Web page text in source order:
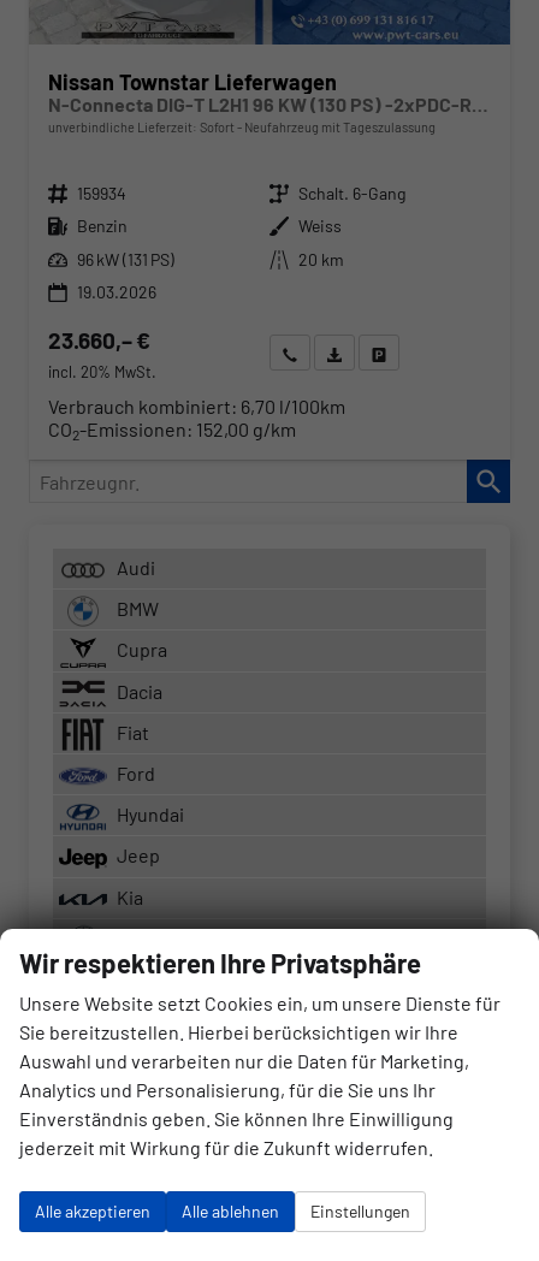
Nissan Townstar Lieferwagen
N-Connecta DIG-T L2H1 96 KW (130 PS) -2xPDC-Rückfahrkamera-Klima-Hecktüren-Sofort
unverbindliche Lieferzeit: Sofort Neufahrzeug mit Tageszulassung
Fahrzeugnr. 159934 Getriebe Schalt. 6-Gang
Kraftstoff Benzin Außenfarbe Weiss
Leistung 96 kW (131 PS) Kilometerstand
20 km
19.03.2026
23.660,– €
incl. 20% MwSt.
Wir rufen Sie anAngebot drucken (PDF)
Verbrauch kombiniert: 6,70 l/100km
CO2-Emissionen: 152,00 g/km
Fahrzeugnr.
Audi
BMW
Cupra
Dacia
Fiat
Ford
Hyundai
Jeep
Kia
Nissan
Opel
Peugeot
Seat
Toyota
Wir respektieren Ihre Privatsphäre
Unsere Website setzt Cookies ein, um unsere Dienste für
Sie bereitzustellen. Hierbei berücksichtigen wir Ihre
Auswahl und verarbeiten nur die Daten für Marketing,
Analytics und Personalisierung, für die Sie uns Ihr
Einverständnis geben. Sie können Ihre Einwilligung
jederzeit mit Wirkung für die Zukunft widerrufen.
Alle akzeptieren Alle ablehnen Einstellungen